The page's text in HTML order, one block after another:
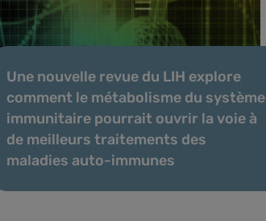
Une nouvelle revue du LIH explore
comment le métabolisme du système
immunitaire pourrait ouvrir la voie à
de meilleurs traitements des
maladies auto-immunes